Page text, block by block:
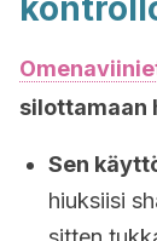
silottamaan
Sen
hiuksiisi